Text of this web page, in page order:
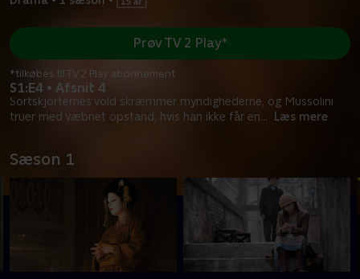
S1:E4 • Afsnit 4
Sortskjorternes vold skræmmer myndighederne, og Mussolini
truer med væbnet opstand, hvis han ikke får en... Læs mere
Prøv TV 2 Play*
*tilkøbes til TV 2 Play abonnement
Sæson 1